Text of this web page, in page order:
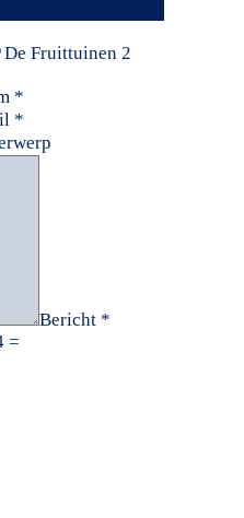
De Fruittuinen 2
*
*
Bericht *
=